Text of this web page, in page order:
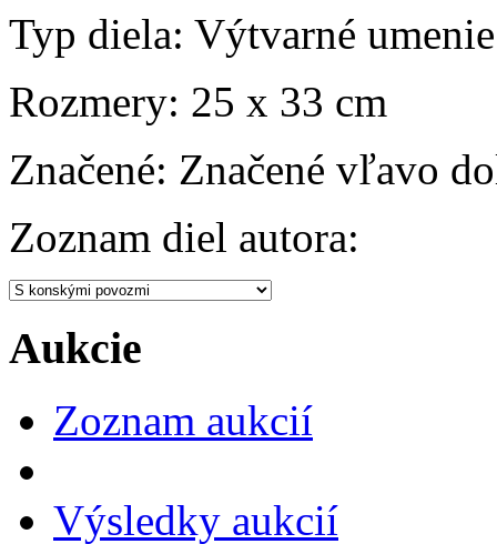
Typ diela: Výtvarné umenie
Rozmery: 25 x 33 cm
Značené: Značené vľavo
Zoznam diel autora:
Aukcie
Zoznam aukcií
Výsledky aukcií